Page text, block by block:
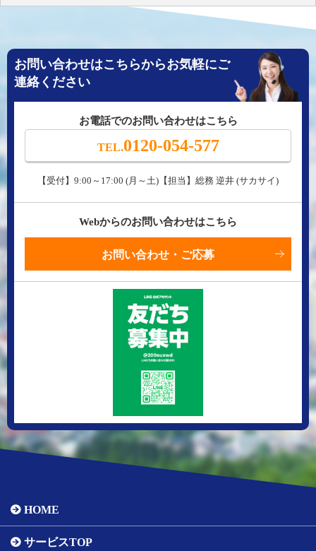
お問い合わせはこちらからお気軽にご
連絡ください
お電話でのお問い合わせはこちら
TEL.0120-054-577
【受付】9:00～17:00 (月～土)【担当】総務 逆井 (サカサイ)
Webからのお問い合わせはこちら
お問い合わせ・ご応募
HOME
サービスTOP